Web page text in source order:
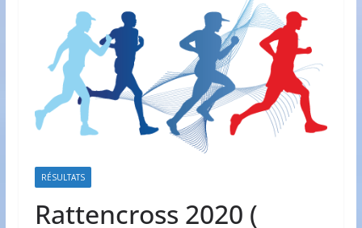
RÉSULTATS
Rattencross 2020 (